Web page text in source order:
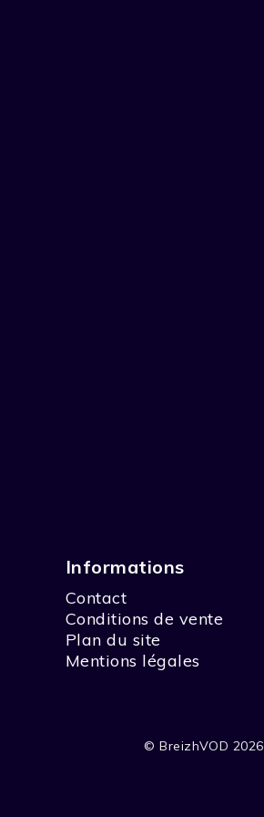
Informations
Contact
Conditions de vente
Plan du site
Mentions légales
© BreizhVOD 2026